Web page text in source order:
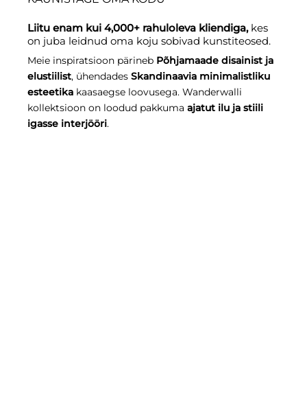
Liitu enam kui 4,000+ rahuloleva kliendiga, kes
on juba leidnud oma koju sobivad kunstiteosed.
Meie inspiratsioon pärineb Põhjamaade disainist ja
elustiilist, ühendades Skandinaavia minimalistliku
esteetikakaasaegse loovusega. Wanderwalli
kollektsioon on loodud pakkuma ajatut ilu ja stiili
igasse interjööri.